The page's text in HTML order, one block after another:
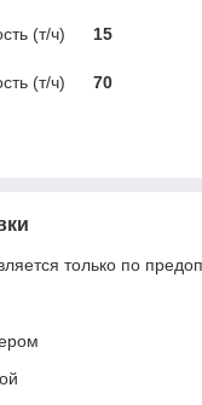
(т/ч)
15
(т/ч)
70
только по